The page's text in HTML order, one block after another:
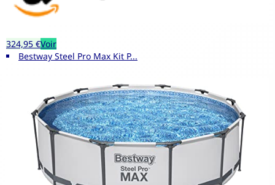
324,95 €Voir
Bestway Steel Pro Max Kit P...